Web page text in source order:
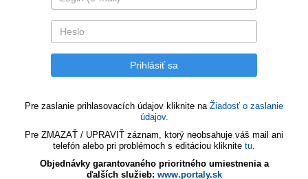
Pre zaslanie prihlasovacích údajov kliknite na Žiadosť o zaslanie
údajov.
Pre ZMAZAŤ / UPRAVIŤ záznam, ktorý neobsahuje váš mail ani
telefón alebo pri problémoch s editáciou kliknite tu.
Objednávky garantovaného prioritného umiestnenia a
ďalších služieb: www.portaly.sk